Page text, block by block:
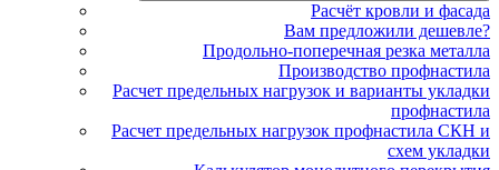
Расчёт кровли и фасада
Вам предложили дешевле?
Продольно-поперечная резка металла
Производство профнастила
Расчет предельных нагрузок и варианты укладки
профнастила
Расчет предельных нагрузок профнастила СКН и
схем укладки